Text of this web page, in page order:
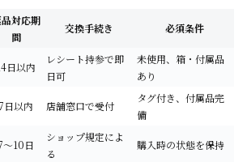
対応期
間
交換手続き 必須条件
日以内
レシート持参で即
日可
未使用、箱・付属品
あり
日以内 店舗窓口で受付
タグ付き、付属品完
備
〜10日
ショップ規定によ
る
購入時の状態を保持